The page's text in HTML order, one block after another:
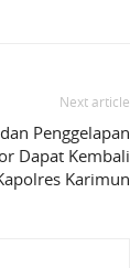
Next article
Penggelapan
Dapat Kembali
Karimun